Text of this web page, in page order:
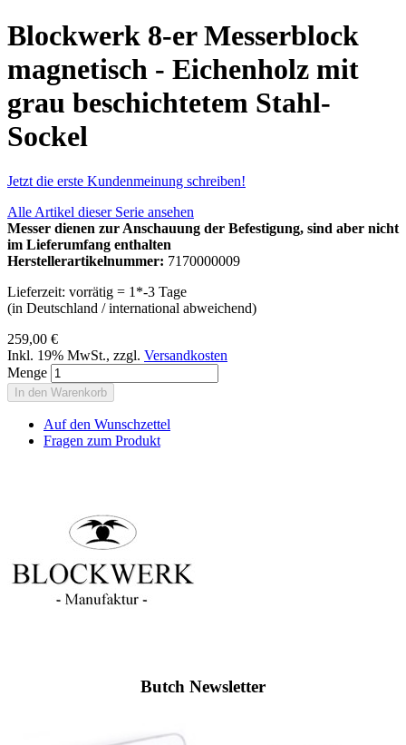
Blockwerk 8-er Messerblock
magnetisch - Eichenholz mit
grau beschichtetem Stahl-
Sockel
Jetzt die erste Kundenmeinung schreiben!
Alle Artikel dieser Serie ansehen
Messer dienen zur Anschauung der Befestigung, sind aber nicht
im Lieferumfang enthalten
Herstellerartikelnummer: 7170000009
Lieferzeit: vorrätig = 1*-3 Tage
(in Deutschland / international abweichend)
259,00 €
Inkl. 19% MwSt., zzgl. Versandkosten
Menge
In den Warenkorb
Auf den Wunschzettel
Fragen zum Produkt
Butch Newsletter